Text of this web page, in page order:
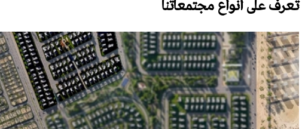
تعرف على أنواع مجتمعاتنا